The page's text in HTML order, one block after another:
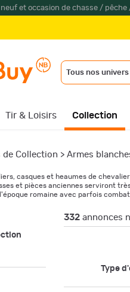
et occasion de chasse / pêche
Tous nos univers
Tir & Loisirs Collection
de Collection > Armes
casques et heaumes de
et pièces anciennes serviront
romaine avec parfois
332 annonces
Type